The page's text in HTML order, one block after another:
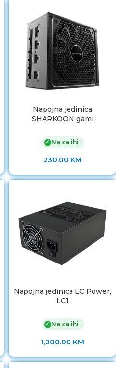
Napojna jedinica
SHARKOON gami
✓ Na zalihi
230.00 KM
Napojna jedinica LC Power,
LC1
✓ Na zalihi
1,000.00 KM